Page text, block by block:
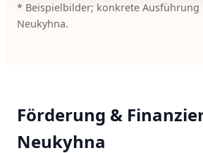
* Beispielbilder; konkrete Ausführung
Neukyhna.
Förderung &
Neukyhna